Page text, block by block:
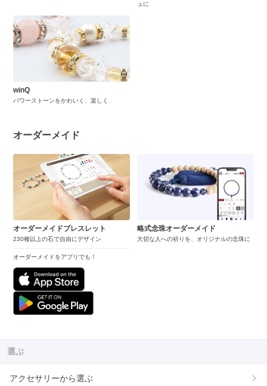
ュに
winQ
パワーストーンをかわいく、楽しく
オーダーメイド
オーダーメイドブレスレット
230種以上の石で自由にデザイン
オーダーメイドをアプリでも！
略式念珠オーダーメイド
大切な人への祈りを、オリジナルの念珠に
選ぶ
アクセサリーから選ぶ